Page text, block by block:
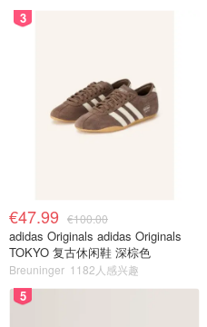
3
€47.99 €100.00
adidas Originals adidas Originals
TOKYO 复古休闲鞋 深棕色
Breuninger 1182人感兴趣
5